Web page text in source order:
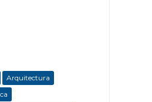
Arquitectura